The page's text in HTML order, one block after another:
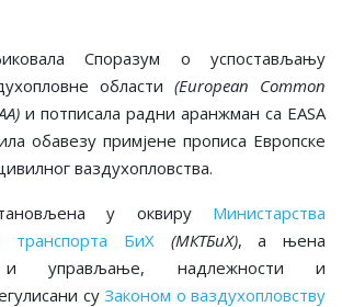
Споразум о успостављању
области (European Common
и потписала радни аранжман са EASA
обавезу примјене прописа Европске
ваздухопловства.
у оквиру Министарства
транспорта БиХ
(МКТБиХ), а њена
и управљање, надлежности и
суЗаконом о ваздухопловству